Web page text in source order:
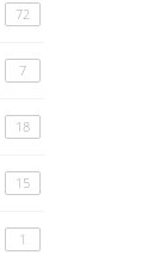
72
7
18
15
1